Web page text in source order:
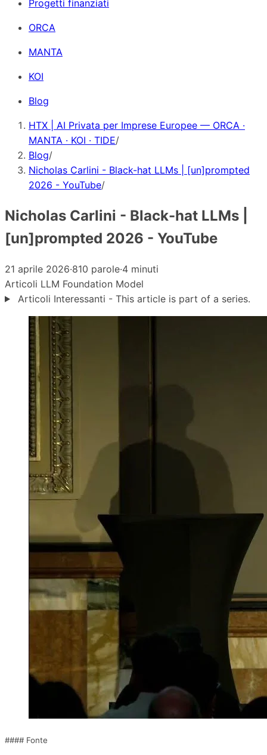
Progetti finanziati
ORCA
MANTA
KOI
Blog
HTX | AI Privata per Imprese Europee — ORCA ·
MANTA · KOI · TIDE/
Blog/
Nicholas Carlini - Black-hat LLMs | [un]prompted
2026 - YouTube/
Nicholas Carlini - Black-hat LLMs |
[un]prompted 2026 - YouTube
21 aprile 2026·810 parole·4 minuti
Articoli LLM Foundation Model
Articoli Interessanti - This article is part of a series.
#### Fonte